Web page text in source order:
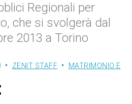
Regionali per
che si svolgerà dal
2013 a Torino
ZENIT STAFF
MATRIMONIO E